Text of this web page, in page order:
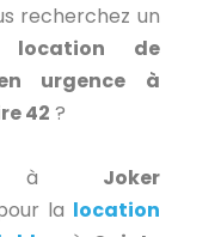
recherchez un
location de
urgence à
42 ?
à Joker
la location